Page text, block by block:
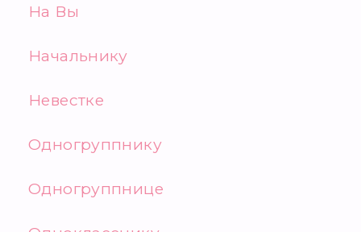
На Вы
Начальнику
Невестке
Одногруппнику
Одногруппнице